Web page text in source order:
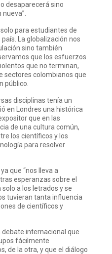
desaparecerá sino
para estudiantes de
La globalización nos
sino también
que los esfuerzos
que no terminan,
sectores colombianos que
público.
disciplinas tenía un
en Londres una histórica
que en las
de una cultura común,
los científicos y los
para resolver
que “nos lleva a
esperanzas sobre el
a los letrados y se
tuvieran tanta influencia
de científicos y
debate internacional que
fácilmente
de la otra, y que el diálogo